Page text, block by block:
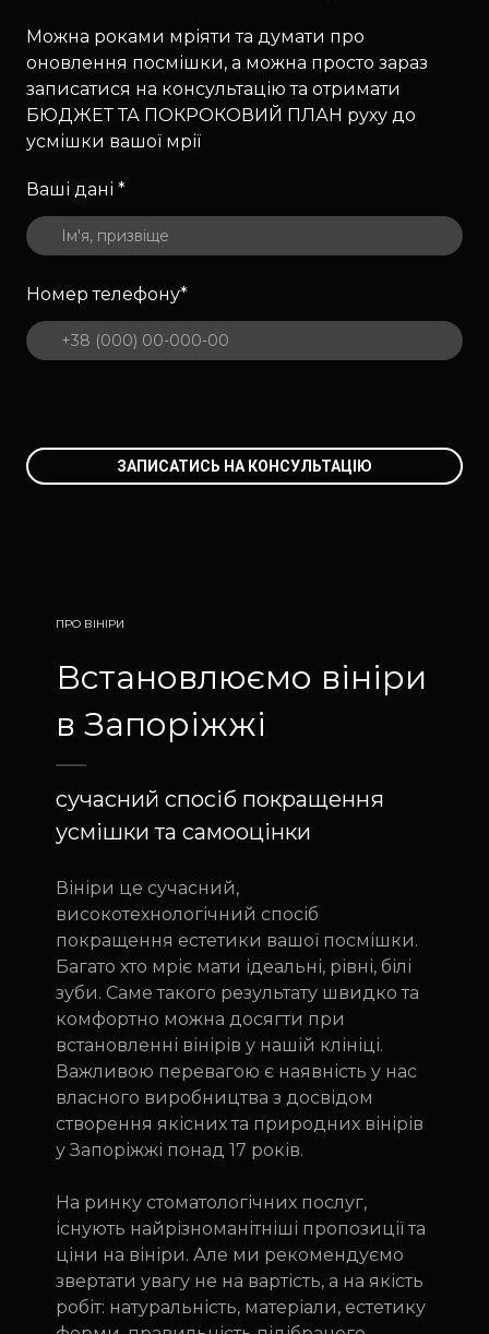
Можна роками мріяти та думати про
оновлення посмішки, а можна просто зараз
записатися на консультацію та отримати
БЮДЖЕТ ТА ПОКРОКОВИЙ ПЛАН руху до
усмішки вашої мрії
Ваші дані *
Номер телефону*
ЗАПИСАТИСЬ НА КОНСУЛЬТАЦІЮ
ПРО ВІНІРИ
Встановлюємо вініри
в Запоріжжі
сучасний спосіб покращення
усмішки та самооцінки
Вініри це сучасний,
високотехнологічний спосіб
покращення естетики вашої посмішки.
Багато хто мріє мати ідеальні, рівні, білі
зуби. Саме такого результату швидко та
комфортно можна досягти при
встановленні вінірів у нашій клініці.
Важливою перевагою є наявність у нас
власного виробництва з досвідом
створення якісних та природних вінірів
у Запоріжжі понад 17 років.
На ринку стоматологічних послуг,
існують найрізноманітніші пропозиції та
ціни на вініри. Але ми рекомендуємо
звертати увагу не на вартість, а на якість
робіт: натуральність, матеріали, естетику